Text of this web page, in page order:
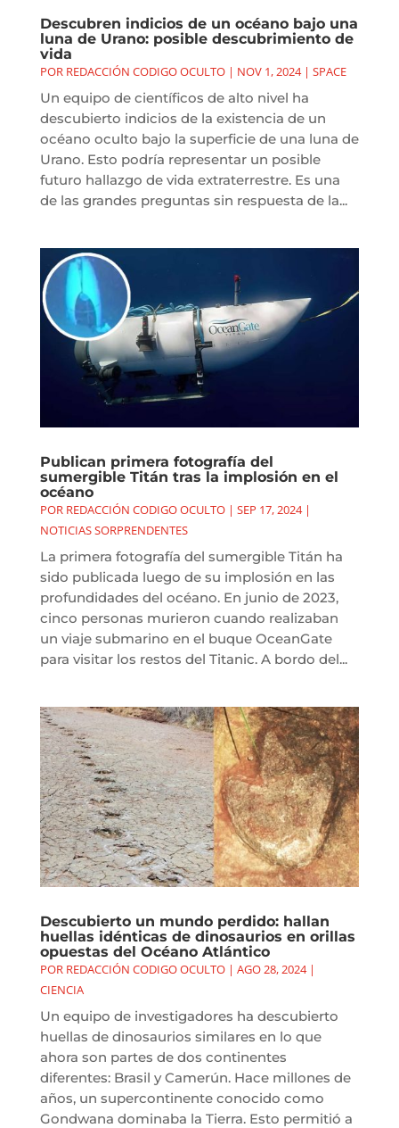
Descubren indicios de un océano bajo una
luna de Urano: posible descubrimiento de
vida
POR REDACCIÓN CODIGO OCULTO| NOV 1, 2024| SPACE
Un equipo de científicos de alto nivel ha
descubierto indicios de la existencia de un
océano oculto bajo la superficie de una luna de
Urano. Esto podría representar un posible
futuro hallazgo de vida extraterrestre. Es una
de las grandes preguntas sin respuesta de la...
Publican primera fotografía del
sumergible Titán tras la implosión en el
océano
POR REDACCIÓN CODIGO OCULTO| SEP 17, 2024|
NOTICIAS SORPRENDENTES
La primera fotografía del sumergible Titán ha
sido publicada luego de su implosión en las
profundidades del océano. En junio de 2023,
cinco personas murieron cuando realizaban
un viaje submarino en el buque OceanGate
para visitar los restos del Titanic. A bordo del...
Descubierto un mundo perdido: hallan
huellas idénticas de dinosaurios en orillas
opuestas del Océano Atlántico
POR REDACCIÓN CODIGO OCULTO| AGO 28, 2024|
CIENCIA
Un equipo de investigadores ha descubierto
huellas de dinosaurios similares en lo que
ahora son partes de dos continentes
diferentes: Brasil y Camerún. Hace millones de
años, un supercontinente conocido como
Gondwana dominaba la Tierra. Esto permitió a